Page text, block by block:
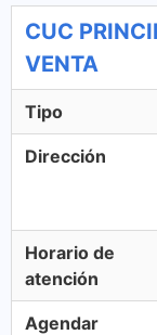
CUC
VENTA
Tipo
Dirección
Horario de
atención
Agendar